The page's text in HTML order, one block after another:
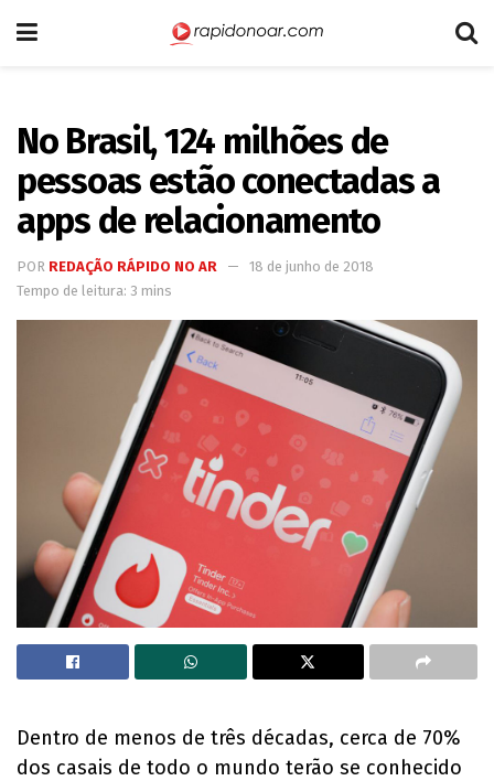
No Brasil, 124 milhões de
pessoas estão conectadas a
apps de relacionamento
POR REDAÇÃO RÁPIDO NO AR
18 de junho de 2018
Tempo de leitura: 3 mins
Dentro de menos de três décadas, cerca de 70%
dos casais de todo o mundo terão se conhecido